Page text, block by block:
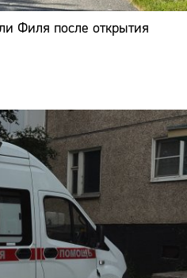
Филя после открытия